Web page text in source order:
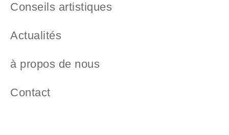
Conseils artistiques
Actualités
à propos de nous
Contact